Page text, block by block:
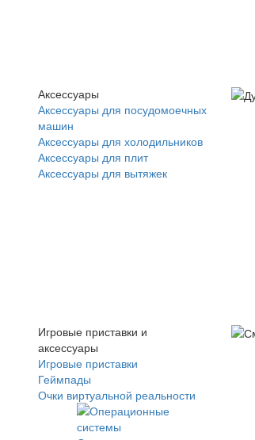
Аксессуары
Аксессуары для посудомоечных
машин
Аксессуары для холодильников
Аксессуары для плит
Аксессуары для вытяжек
Игровые приставки и
аксессуары
Игровые приставки
Геймпады
Очки виртуальной реальности